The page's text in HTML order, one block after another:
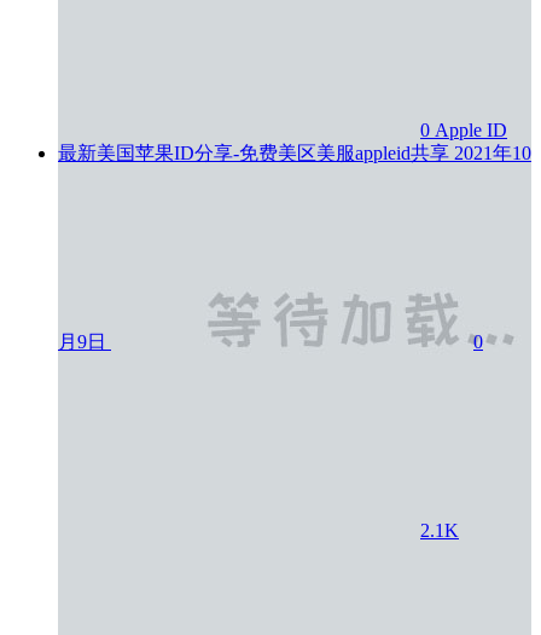
0 Apple ID
最新美国苹果ID分享-免费美区美服appleid共享 2021年10
月9日 0
2.1K